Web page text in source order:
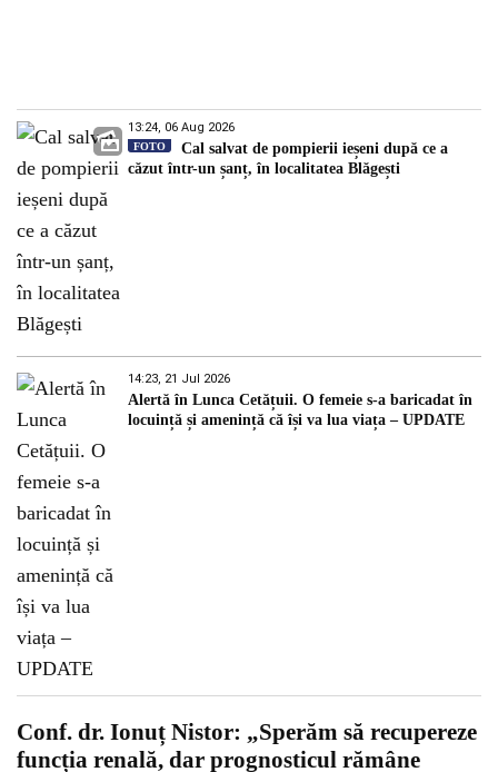
13:24, 06 Aug 2026
FOTO
Cal salvat de pompierii ieșeni după ce a
căzut într-un șanț, în localitatea Blăgești
14:23, 21 Jul 2026
Alertă în Lunca Cetățuii. O femeie s-a baricadat în
locuință și amenință că își va lua viața – UPDATE
Conf. dr. Ionuț Nistor: „Sperăm să recupereze
funcția renală, dar prognosticul rămâne